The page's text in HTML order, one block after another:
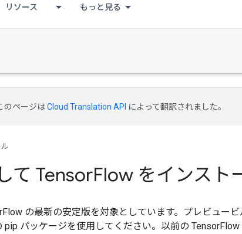
リソース もっと見る
のページはCloud Translation API によって翻訳されました。
て TensorFlow をインスト
の最新の安定版を対象としています。プレビュービ
pip パッケージを使用してください。以前の